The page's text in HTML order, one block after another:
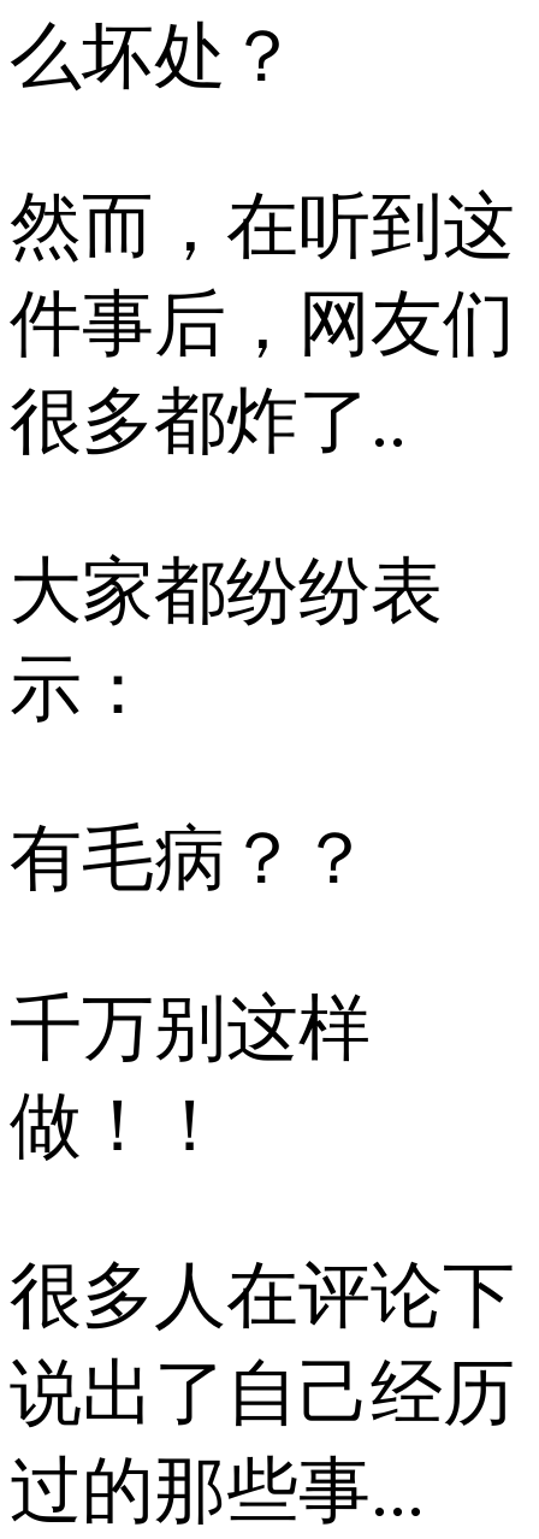
么坏处？
然而，在听到这
件事后，网友们
很多都炸了..
大家都纷纷表
示：
有毛病？？
千万别这样
做！！
很多人在评论下
说出了自己经历
过的那些事...